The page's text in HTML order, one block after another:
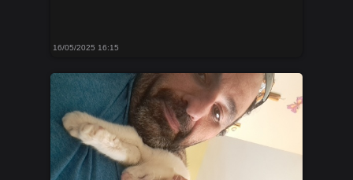
16/05/2025 16:15